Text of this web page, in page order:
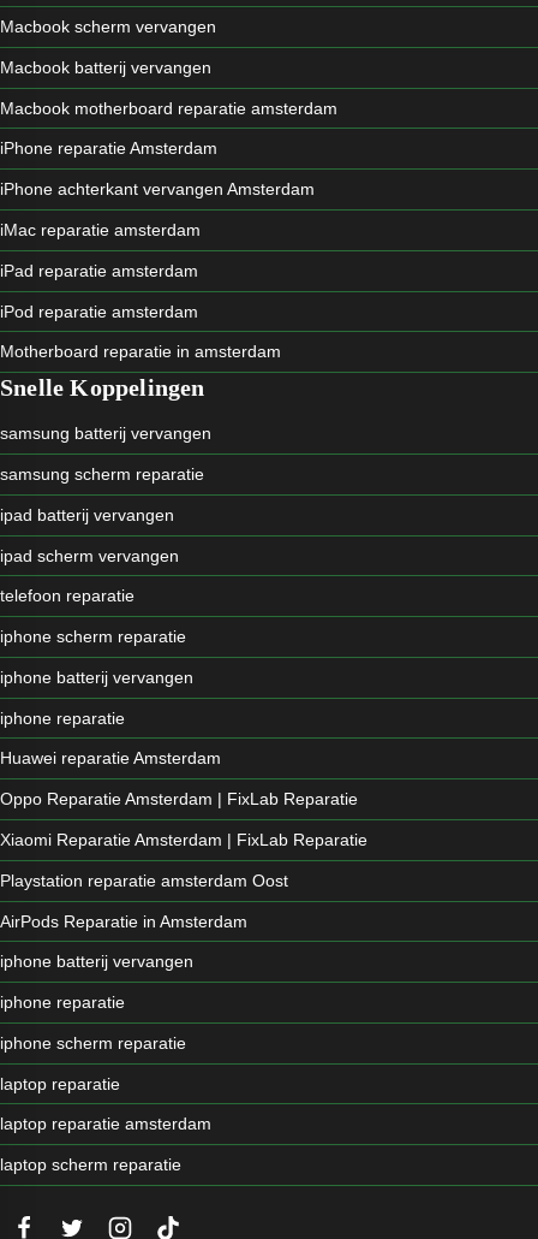
Macbook scherm vervangen
Macbook batterij vervangen
Macbook motherboard reparatie amsterdam
iPhone reparatie Amsterdam
iPhone achterkant vervangen Amsterdam
iMac reparatie amsterdam
iPad reparatie amsterdam
iPod reparatie amsterdam
Motherboard reparatie in amsterdam
Snelle Koppelingen
samsung batterij vervangen
samsung scherm reparatie
ipad batterij vervangen
ipad scherm vervangen
telefoon reparatie
iphone scherm reparatie
iphone batterij vervangen
iphone reparatie
Huawei reparatie Amsterdam
Oppo Reparatie Amsterdam | FixLab Reparatie
Xiaomi Reparatie Amsterdam | FixLab Reparatie
Playstation reparatie amsterdam Oost
AirPods Reparatie in Amsterdam
iphone batterij vervangen
iphone reparatie
iphone scherm reparatie
laptop reparatie
laptop reparatie amsterdam
laptop scherm reparatie